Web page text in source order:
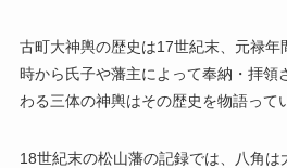
古町大神輿の歴史は17世紀末、元禄年
時から氏子や藩主によって奉納・拝領
わる三体の神輿はその歴史を物語って
18世紀末の松山藩の記録では、八角は